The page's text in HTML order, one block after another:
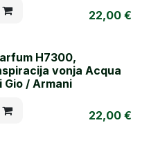
22,00€
H7300,
vonja Acqua
Gio / Armani
22,00€